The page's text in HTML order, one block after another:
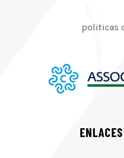
politicas